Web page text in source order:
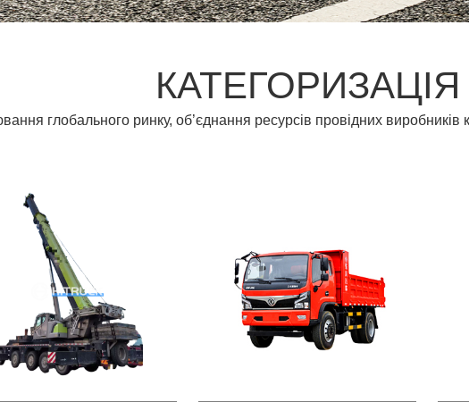
КАТЕГОРИЗАЦІЯ
глобального ринку, об’єднання ресурсів провідних